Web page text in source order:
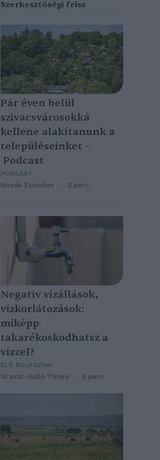
Pár éven belül
szivacsvárosokká
kellene alakítanunk a
településeinket –
Podcast
PODCAST
Novák Zsombor 2 perc
Negatív vízállások,
vízkorlátozások:
miképp
takarékoskodhatsz a
vízzel?
ÉLŐ BOLYGÓNK
Granát-Galló Tímea 5 perc